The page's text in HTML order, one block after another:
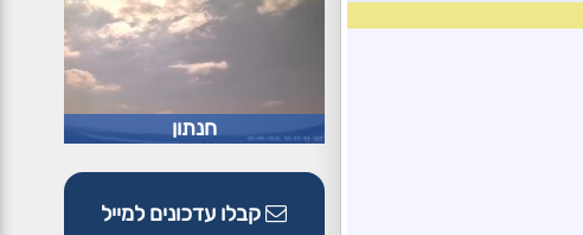
חנתון
קבלו עדכונים למייל